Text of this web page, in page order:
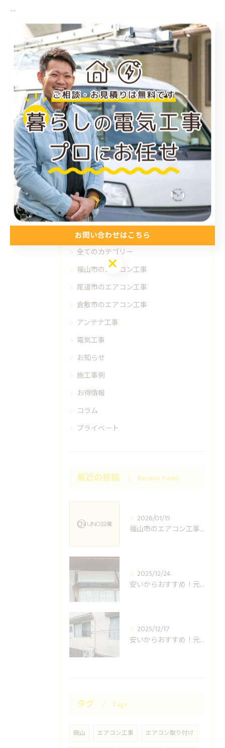
--
お得情報
< 前のページ 一覧に戻る 次のページ >
関連タグ
#岡山 #エアコン工事 #業者
カテゴリー Categories
全てのカテゴリー
福山市のエアコン工事
尾道市のエアコン工事
倉敷市のエアコン工事
アンテナ工事
電気工事
お知らせ
施工事例
お得情報
コラム
プライベート
最近の投稿 Recent Posts
2026/01/15
福山市のエアコン工事ならUNO設備へどうぞ
2025/12/24
安いからおすすめ！元消防士の倉敷エアコン取り付け業者はUNO設備へ！
2025/12/17
安いからおすすめ！元消防士の岡山エアコン取り付け業者はUNO設備へ！
タグ Tags
岡山 エアコン工事 エアコン取り付け
お問い合わせはこちら
お問い合わせはこちら